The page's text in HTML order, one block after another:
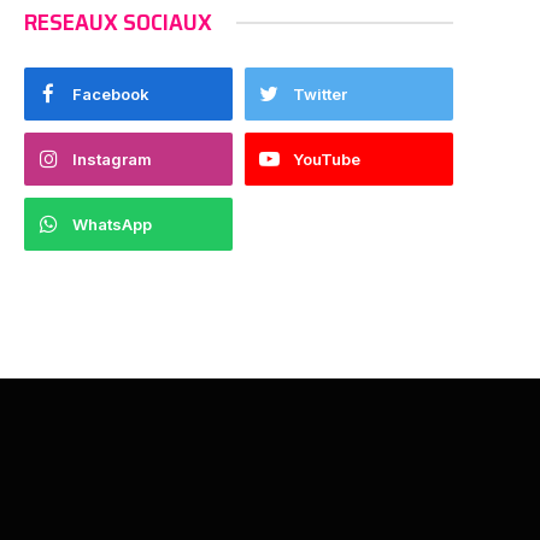
RESEAUX SOCIAUX
Facebook Twitter
Instagram YouTube
WhatsApp